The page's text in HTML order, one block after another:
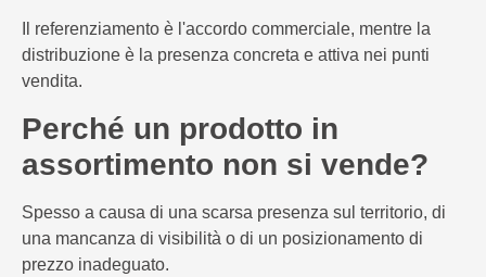
Il referenziamento è l'accordo commerciale, mentre la
distribuzione è la presenza concreta e attiva nei punti
vendita.
Perché un prodotto in
assortimento non si vende?
Spesso a causa di una scarsa presenza sul territorio, di
una mancanza di visibilità o di un posizionamento di
prezzo inadeguato.